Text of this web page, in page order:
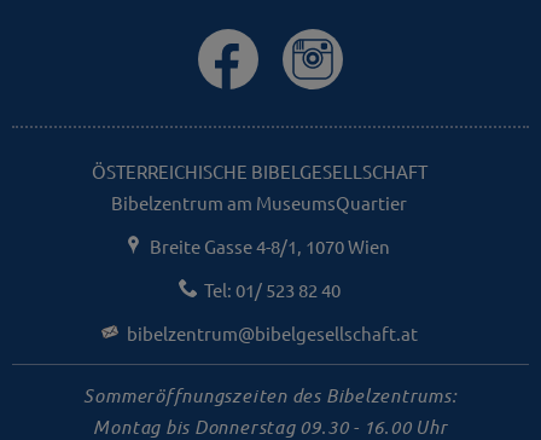
ÖSTERREICHISCHE BIBELGESELLSCHAFT
Bibelzentrum am MuseumsQuartier
Breite Gasse 4-8/1, 1070 Wien
Tel: 01/ 523 82 40
bibelzentrum@bibelgesellschaft.at
Sommeröffnungszeiten des Bibelzentrums:
Montag bis Donnerstag 09.30 - 16.00 Uhr